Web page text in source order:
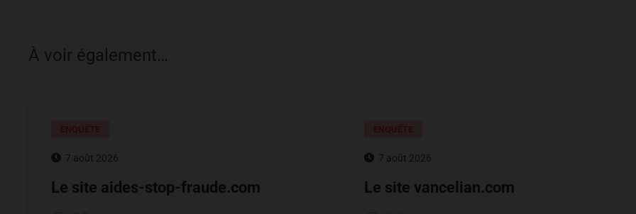
À voir également…
7 août 2026
Le site aides-stop-fraude.com
7 août 2026
Le site vancelian.com